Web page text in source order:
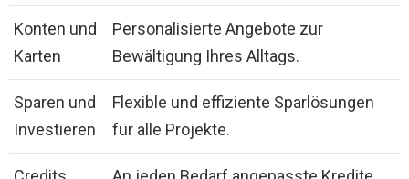
Konten und
Karten
Personalisierte Angebote zur
Bewältigung Ihres Alltags.
Sparen und
Investieren
Flexible und effiziente Sparlösungen
für alle Projekte.